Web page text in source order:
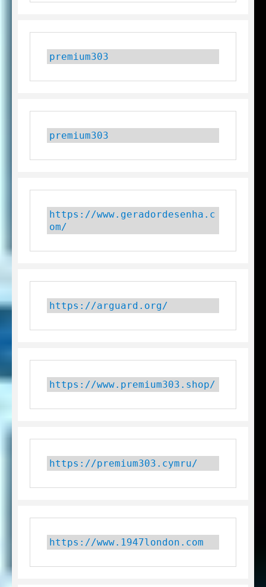
premium303
premium303
https://www.geradordesenha.c
om/
https://arguard.org/
https://www.premium303.shop/
https://premium303.cymru/
https://www.1947london.com